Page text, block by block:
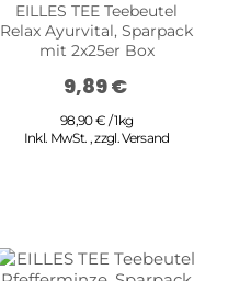
EILLES TEE Teebeutel
Relax Ayurvital, Sparpack
mit 2x25er Box
9,89 €
98,90 € / 1kg
Inkl. MwSt. ,zzgl.Versand